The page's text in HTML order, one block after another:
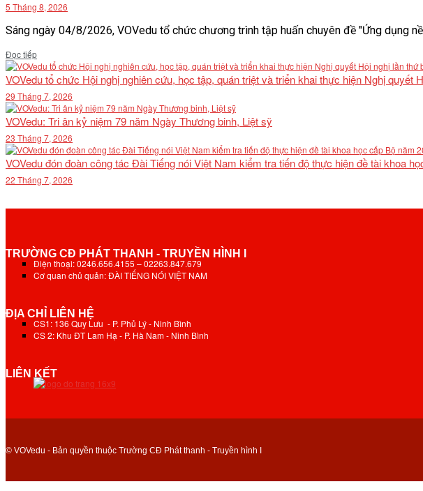
5 Tháng 8, 2026
Sáng ngày 04/8/2026, VOVedu tổ chức chương trình tập huấn chuyên đề "Ứng dụng
Đọc tiếpDetails
VOVedu tổ chức Hội nghị nghiên cứu, học tập, quán triệt và triển khai thực hiện Nghị
29 Tháng 7, 2026
VOVedu: Tri ân kỷ niệm 79 năm Ngày Thương binh, Liệt sỹ
23 Tháng 7, 2026
VOVedu đón đoàn công tác Đài Tiếng nói Việt Nam kiểm tra tiến độ thực hiện đề tài khoa
22 Tháng 7, 2026
TRƯỜNG CĐ PHÁT THANH - TRUYỀN HÌNH I
Điện thoại: 0246.656.4155 – 02263.847.679
Cơ quan chủ quản: ĐÀI TIẾNG NÓI VIỆT NAM
ĐỊA CHỈ LIÊN HỆ
CS1: 136 Quy Lưu - P. Phủ Lý - Ninh Bình
CS 2: Khu ĐT Lam Hạ - P. Hà Nam - Ninh Bình
LIÊN KẾT
© VOVedu - Bản quyền thuộc Trường CĐ Phát thanh - Truyền hình I